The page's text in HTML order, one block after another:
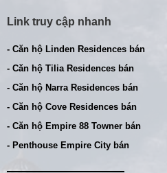
Link truy cập nhanh
- Căn hộ Linden Residences bán
- Căn hộ Tilia Residences bán
- Căn hộ Narra Residences bán
- Căn hộ Cove Residences bán
- Căn hộ Empire 88 Towner bán
- Penthouse Empire City bán